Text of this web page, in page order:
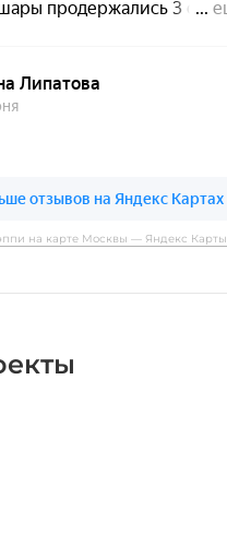
на карте Москвы — Яндекс Карты